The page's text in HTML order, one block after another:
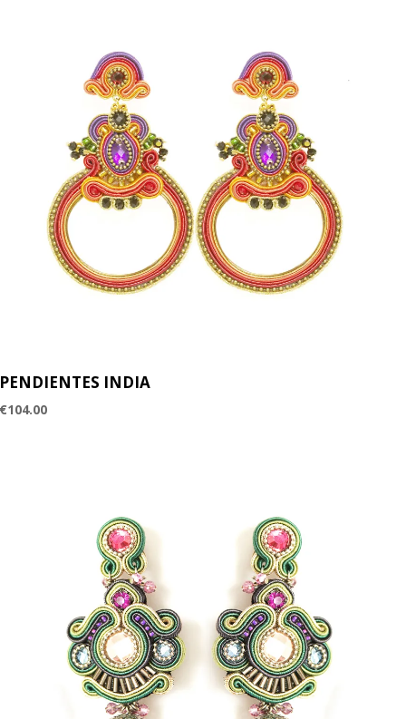
PENDIENTES INDIA
€104.00